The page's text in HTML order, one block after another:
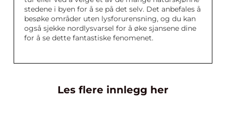
stedene i byen for å se på det selv. Det anbefales å
besøke områder uten lysforurensning, og du kan
også sjekke nordlysvarsel for å øke sjansene dine
for å se dette fantastiske fenomenet.
Les flere innlegg her